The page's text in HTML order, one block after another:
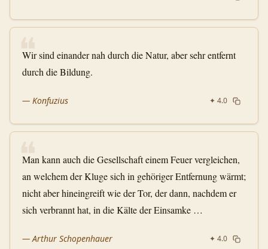
❝
Wir sind einander nah durch die Natur, aber sehr entfernt
durch die Bildung.
— Konfuzius ✦ 4.0
❝
Man kann auch die Gesellschaft einem Feuer vergleichen,
an welchem der Kluge sich in gehöriger Entfernung wärmt;
nicht aber hineingreift wie der Tor, der dann, nachdem er
sich verbrannt hat, in die Kälte der Einsamke …
—Arthur Schopenhauer ✦ 4.0